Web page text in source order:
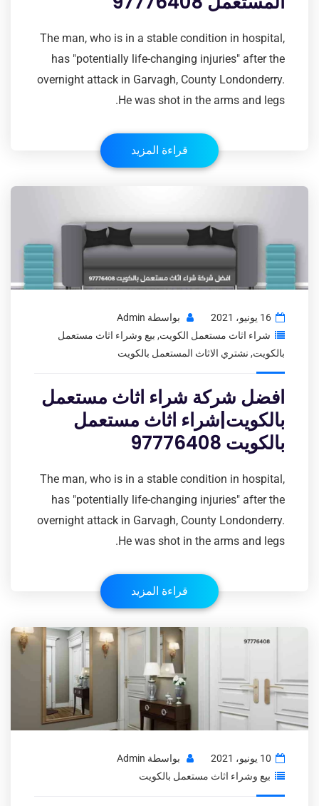
The man, who is in a stable condition in hospital,
has "potentially life-changing injuries" after the
overnight attack in Garvagh, County Londonderry.
He was shot in the arms and legs.
قراءة المزيد
16 يونيو، 2021 بواسطة Admin
شراء اثاث مستعمل الكويت, بيع وشراء اثاث مستعمل
بالكويت, نشتري الاثاث المستعمل بالكويت
افضل شركة شراء اثاث مستعمل
بالكويت|شراء اثاث مستعمل
بالكويت 97776408
The man, who is in a stable condition in hospital,
has "potentially life-changing injuries" after the
overnight attack in Garvagh, County Londonderry.
He was shot in the arms and legs.
قراءة المزيد
10 يونيو، 2021 بواسطة Admin
بيع وشراء اثاث مستعمل بالكويت